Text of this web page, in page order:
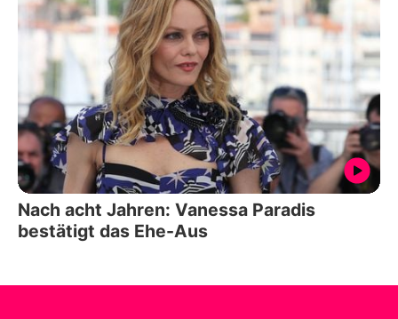
Nach acht Jahren: Vanessa Paradis
bestätigt das Ehe-Aus